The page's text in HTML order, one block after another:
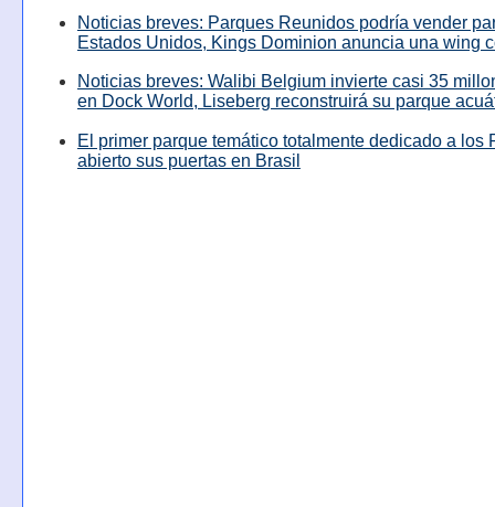
Noticias breves: Parques Reunidos podría vender
Estados Unidos, Kings Dominion anuncia una wing
Noticias breves: Walibi Belgium invierte casi 35
en Dock World, Liseberg reconstruirá su parque
El primer parque temático totalmente dedicado a los
abierto sus puertas en Brasil